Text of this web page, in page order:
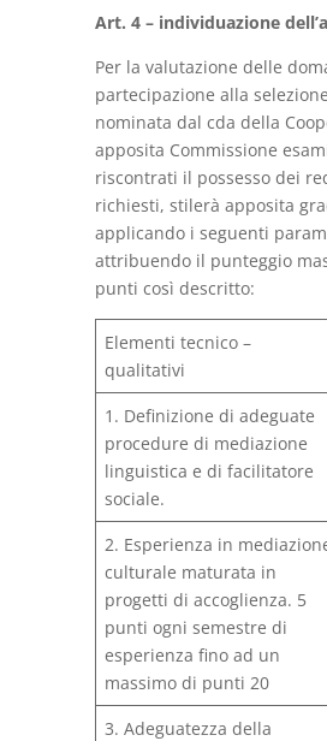
Art. 4 – individuazione
Per la valutazione delle
partecipazione alla
nominata dal cda della
apposita Commissione
riscontrati il possesso dei
richiesti, stilerà apposita
applicando i seguenti
attribuendo il punteggio
punti così descritto:
Elementi tecnico –
qualitativi
1. Definizione di adeguate
procedure di mediazione
linguistica e di facilitatore
sociale.
2. Esperienza in
culturale maturata in
progetti di accoglienza. 5
punti ogni semestre di
esperienza fino ad un
massimo di punti 20
3. Adeguatezza della